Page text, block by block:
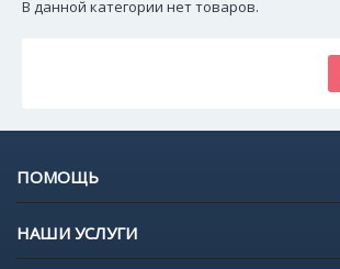
В данной категории нет товаров.
ПОМОЩЬ
НАШИ УСЛУГИ